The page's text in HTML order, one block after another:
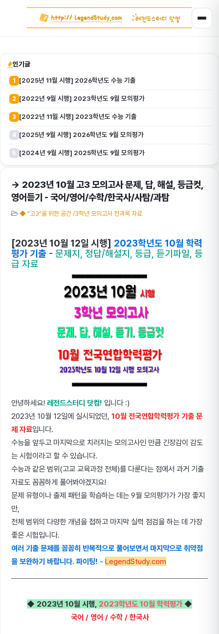
인기글
1 [2025년 11월 시행] 2026학년도 수능 기출
2 [2022년 9월 시행] 2023학년도 9월 모의평가
3 [2022년 11월 시행] 2023학년도 수능 기출
4 [2025년 9월 시행] 2026학년도 9월 모의평가
5 [2024년 9월 시행] 2025학년도 9월 모의평가
→ 2023년 10월 고3 모의고사 문제, 답, 해설, 등급컷,
영어듣기 - 국어/영어/수학/한국사/사탐/과탐
◆ "고3"을 위한 공간 /3학년 모의고사 전과목 자료
[2023년 10월 12일 시행] 2023학년도 10월 학력
평가 기출 - 문제지, 정답/해설지, 등급, 듣기파일, 등
급 자료
안녕하세요! 레전드스터디 닷컴! 입니다 :)
2023년 10월 12일에 실시되었던, 10월 전국연합학력평가 기출 문
제 자료입니다.
수능을 앞두고 마지막으로 치러지는 모의고사인 만큼 긴장감이 감도
는 시험이라고 할 수 있습니다.
수능과 같은 범위(고교 교육과정 전체)를 다룬다는 점에서 과거 기출
자료도 꼼꼼하게 풀어봐야겠지요!
문제 유형이나 출제 패턴을 학습하는 데는 9월 모의평가가 가장 좋지
만,
전체 범위의 다양한 개념을 접하고 마지막 실력 점검을 하는 데 가장
좋은 시험입니다.
여러 기출 문제를 꼼꼼히 반복적으로 풀어보면서 마지막으로 취약점
을 보완하기 바랍니다. 파이팅! - LegendStudy.com
◆ 2023년 10월 시행, 2023학년도 10월 학력평가 ◆
국어 / 영어 / 수학 / 한국사